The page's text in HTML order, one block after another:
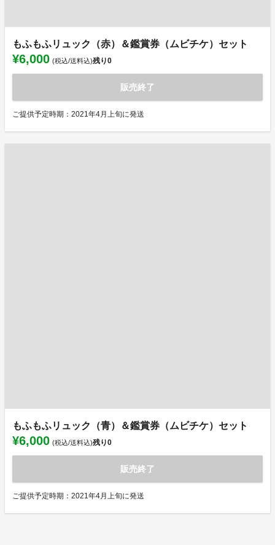
もふもふリュック（赤）＆鑑賞券（ムビチケ）セット
¥6,000 (税込/送料込)残り0
販売終了
ご提供予定時期：2021年4月上旬に発送
もふもふリュック（青）＆鑑賞券（ムビチケ）セット
¥6,000 (税込/送料込)残り0
販売終了
ご提供予定時期：2021年4月上旬に発送